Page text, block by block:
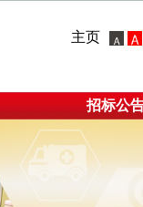
主页
招标公